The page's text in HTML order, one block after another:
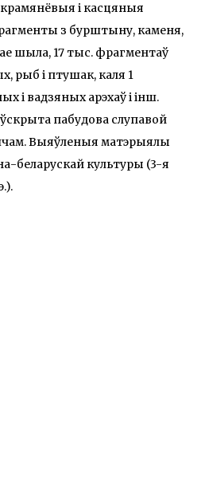
крамянёвыя і касцяныя
з бурштыну, каменя,
шыла, 17 тыс. фрагментаў
рыб i птушак, каля 1
i вадзяных арэхаў і інш.
пабудова слупавой
Выяўленыя матэрыялы
беларускай культуры (3-я